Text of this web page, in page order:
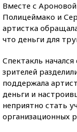
Вместе с
Полицеймако и
артистка
что деньги для
Спектакль
зрителей
поддержала
деньги и
неприятно стать
организационных